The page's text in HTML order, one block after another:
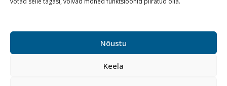
Nõustu
Keela